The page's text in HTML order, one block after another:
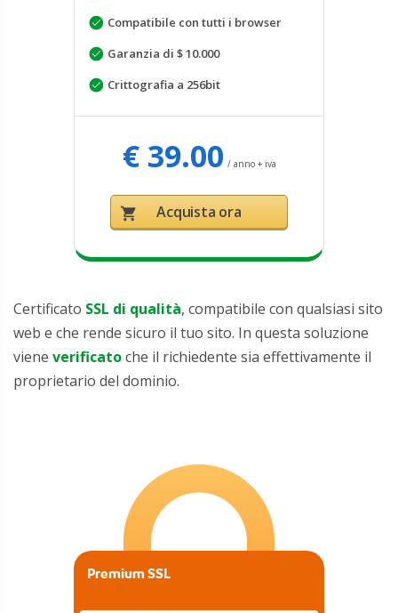
Compatibile con tutti i browser
Garanzia di $ 10.000
Crittografia a 256bit
€ 39.00 / anno + iva
shopping_cart Acquista ora
Certificato SSL di qualità, compatibile con qualsiasi sito
web e che rende sicuro il tuo sito. In questa soluzione
viene verificatoche il richiedente sia effettivamente il
proprietario del dominio.
Premium SSL